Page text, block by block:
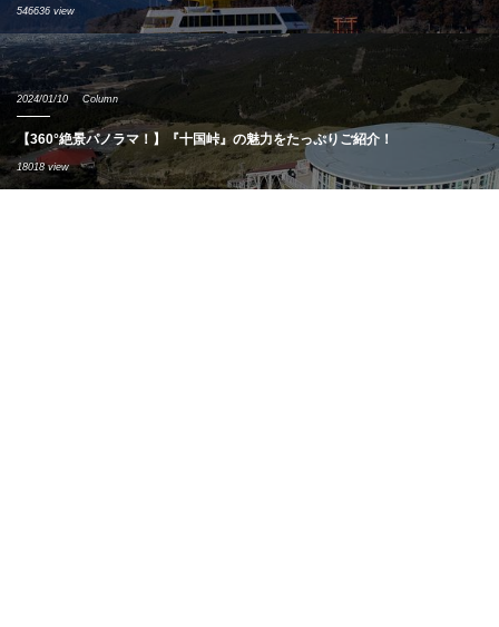
546636 view
2024/01/10 Column
【360°絶景パノラマ！】『十国峠』の魅力をたっぷりご紹介！
18018 view